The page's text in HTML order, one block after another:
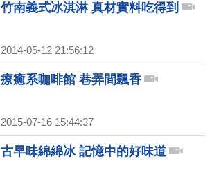
竹南義式冰淇淋 真材實料吃得到
2014-05-12 21:56:12
療癒系咖啡館 巷弄間飄香
2015-07-16 15:44:37
古早味綿綿冰 記憶中的好味道